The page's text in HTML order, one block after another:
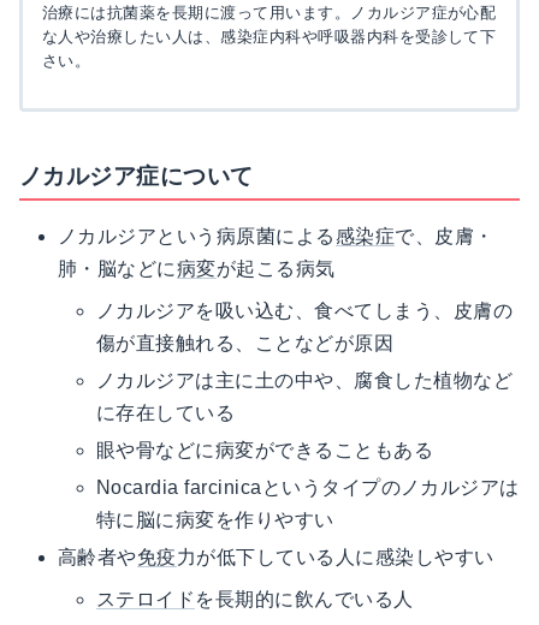
治療には抗菌薬を長期に渡って用います。ノカルジア症が心配
な人や治療したい人は、感染症内科や呼吸器内科を受診して下
さい。
ノカルジア症について
ノカルジアという病原菌による感染症で、皮膚・
肺・脳などに病変が起こる病気
ノカルジアを吸い込む、食べてしまう、皮膚の
傷が直接触れる、ことなどが原因
ノカルジアは主に土の中や、腐食した植物など
に存在している
眼や骨などに病変ができることもある
Nocardia farcinicaというタイプのノカルジアは
特に脳に病変を作りやすい
高齢者や免疫力が低下している人に感染しやすい
ステロイド を長期的に飲んでいる人